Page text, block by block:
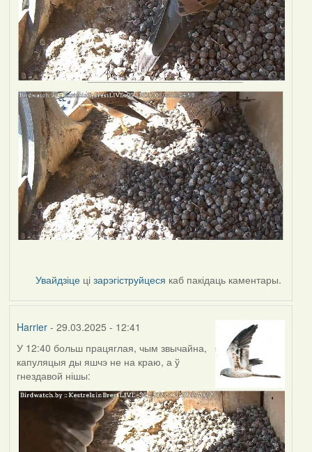
Увайдзіце цізарэгіструйцеся каб пакідаць каментары.
Harrier- 29.03.2025 - 12:41
У 12:40 больш працяглая, чым звычайна,
капуляцыя ды яшчэ не на краю, а ў
гнездавой нішы: